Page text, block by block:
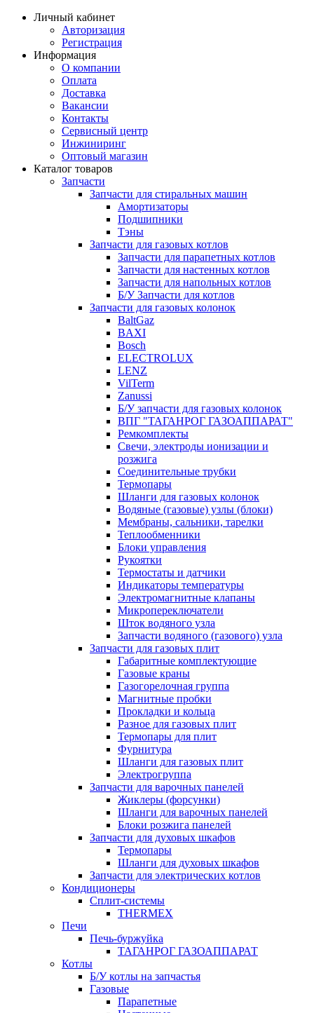
Личный кабинет
Авторизация
Регистрация
Информация
О компании
Оплата
Доставка
Вакансии
Контакты
Сервисный центр
Инжиниринг
Оптовый магазин
Каталог товаров
Запчасти
Запчасти для стиральных машин
Амортизаторы
Подшипники
Тэны
Запчасти для газовых котлов
Запчасти для парапетных котлов
Запчасти для настенных котлов
Запчасти для напольных котлов
Б/У Запчасти для котлов
Запчасти для газовых колонок
BaltGaz
BAXI
Bosch
ELECTROLUX
LENZ
VilTerm
Zanussi
Б/У запчасти для газовых колонок
ВПГ "ТАГАНРОГ ГАЗОАППАРАТ"
Ремкомплекты
Свечи, электроды ионизации и
розжига
Соединительные трубки
Термопары
Шланги для газовых колонок
Водяные (газовые) узлы (блоки)
Мембраны, сальники, тарелки
Теплообменники
Блоки управления
Рукоятки
Термостаты и датчики
Индикаторы температуры
Электромагнитные клапаны
Микропереключатели
Шток водяного узла
Запчасти водяного (газового) узла
Запчасти для газовых плит
Габаритные комплектующие
Газовые краны
Газогорелочная группа
Магнитные пробки
Прокладки и кольца
Разное для газовых плит
Термопары для плит
Фурнитура
Шланги для газовых плит
Электрогруппа
Запчасти для варочных панелей
Жиклеры (форсунки)
Шланги для варочных панелей
Блоки розжига панелей
Запчасти для духовых шкафов
Термопары
Шланги для духовых шкафов
Запчасти для электрических котлов
Кондиционеры
Сплит-системы
THERMEX
Печи
Печь-буржуйка
ТАГАНРОГ ГАЗОАППАРАТ
Котлы
Б/У котлы на запчастья
Газовые
Парапетные